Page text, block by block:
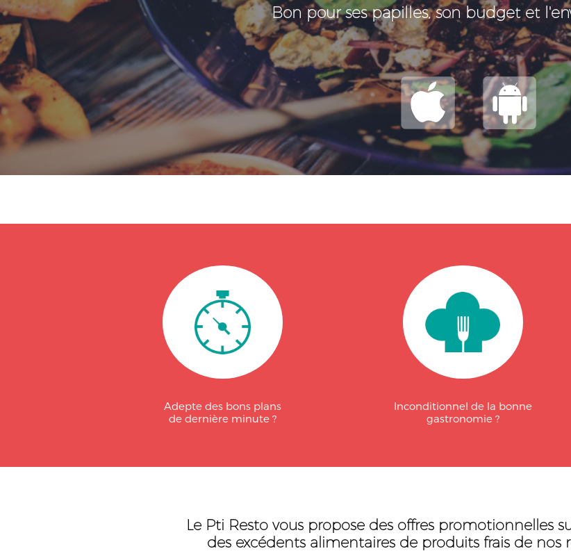
Bon pour ses papilles, son budget et
Adepte des bons plans
de dernière minute ?
Inconditionnel de la bonne
gastronomie ?
Le Pti Resto vous propose des offres promotionnelles
des excédents alimentaires de produits frais de nos